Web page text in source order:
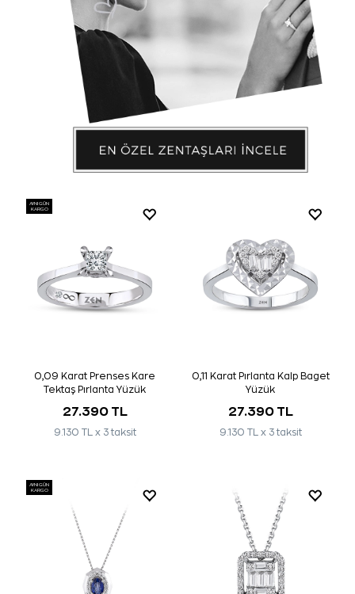
AYNI GÜN
KARGO
0,09 Karat Prenses Kare
Tektaş Pırlanta Yüzük
27.390 TL
9.130 TL x 3 taksit
0,11 Karat Pırlanta Kalp Baget
Yüzük
27.390 TL
9.130 TL x 3 taksit
AYNI GÜN
KARGO